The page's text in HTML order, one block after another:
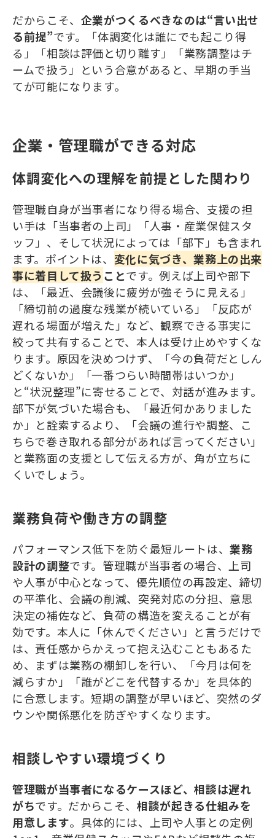
だからこそ、 企業がつくるべきなのは“言い出せ
る前提”です。「体調変化は誰にでも起こり得
る」「相談は評価と切り離す」「業務調整はチ
ームで扱う」という合意があると、早期の手当
てが可能になります。
企業・管理職ができる対応
体調変化への理解を前提とした関わり
管理職自身が当事者になり得る場合、支援の担
い手は「当事者の上司」「人事・産業保健スタ
ッフ」、そして状況によっては「部下」も含まれ
ます。ポイントは、 変化に気づき、業務上の出来
事に着目して扱う ことです。例えば上司や部下
は、「最近、会議後に疲労が強そうに見える」
「締切前の過度な残業が続いている」「反応が
遅れる場面が増えた」など、観察できる事実に
絞って共有することで、本人は受け止めやすくな
ります。原因を決めつけず、「今の負荷だとしん
どくないか」「一番つらい時間帯はいつか」
と“状況整理”に寄せることで、対話が進みます。
部下が気づいた場合も、「最近何かありました
か」と詮索するより、「会議の進行や調整、こ
ちらで巻き取れる部分があれば言ってください」
と業務面の支援として伝える方が、角が立ちに
くいでしょう。
業務負荷や働き方の調整
パフォーマンス低下を防ぐ最短ルートは、業務
設計の調整です。管理職が当事者の場合、上司
や人事が中心となって、優先順位の再設定、締切
の平準化、会議の削減、突発対応の分担、意思
決定の補佐など、負荷の構造を変えることが有
効です。本人に「休んでください」と言うだけで
は、責任感からかえって抱え込むこともあるた
め、まずは業務の棚卸しを行い、「今月は何を
減らすか」「誰がどこを代替するか」を具体的
に合意します。短期の調整が早いほど、突然のダ
ウンや関係悪化を防ぎやすくなります。
相談しやすい環境づくり
管理職が当事者になるケースほど、相談は遅れ
がちです。だからこそ、相談が起きる仕組みを
用意します。具体的には、上司や人事との定例